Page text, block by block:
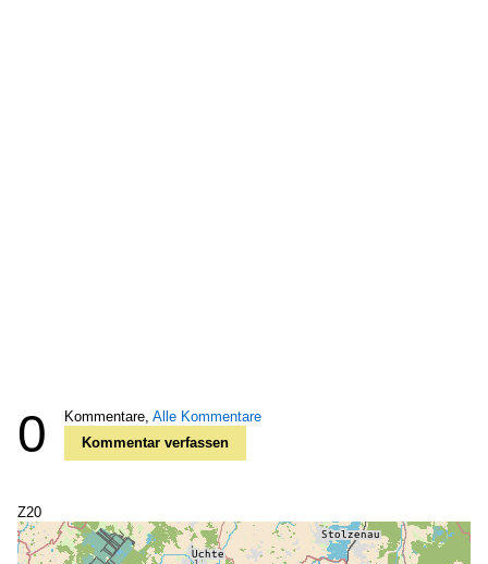
0 Kommentare, Alle Kommentare
Kommentar verfassen
Z20